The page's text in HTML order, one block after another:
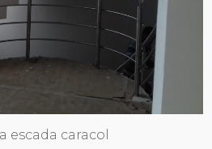
escada caracol